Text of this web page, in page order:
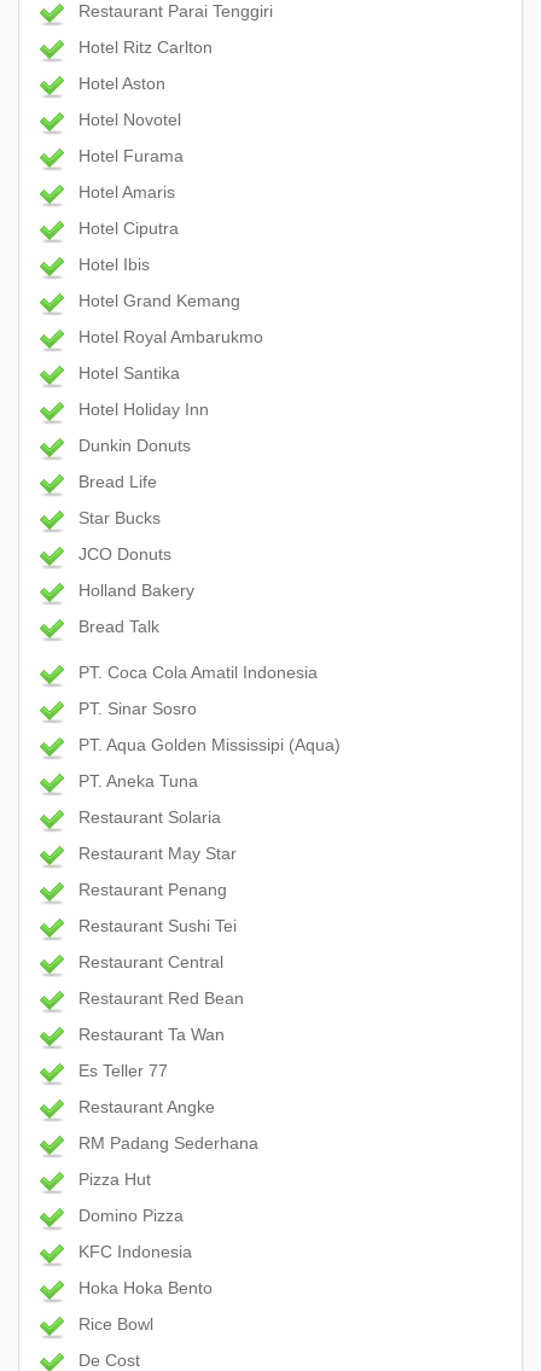
Restaurant Parai Tenggiri
Hotel Ritz Carlton
Hotel Aston
Hotel Novotel
Hotel Furama
Hotel Amaris
Hotel Ciputra
Hotel Ibis
Hotel Grand Kemang
Hotel Royal Ambarukmo
Hotel Santika
Hotel Holiday Inn
Dunkin Donuts
Bread Life
Star Bucks
JCO Donuts
Holland Bakery
Bread Talk
PT. Coca Cola Amatil Indonesia
PT. Sinar Sosro
PT. Aqua Golden Mississipi (Aqua)
PT. Aneka Tuna
Restaurant Solaria
Restaurant May Star
Restaurant Penang
Restaurant Sushi Tei
Restaurant Central
Restaurant Red Bean
Restaurant Ta Wan
Es Teller 77
Restaurant Angke
RM Padang Sederhana
Pizza Hut
Domino Pizza
KFC Indonesia
Hoka Hoka Bento
Rice Bowl
De Cost